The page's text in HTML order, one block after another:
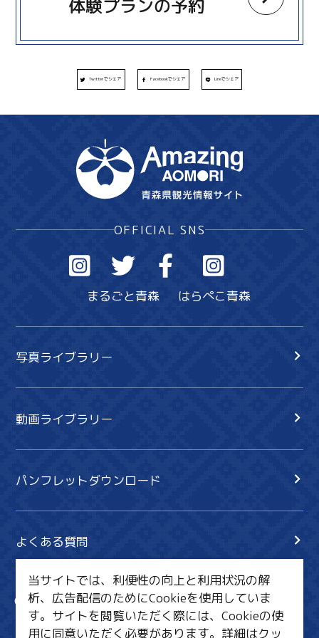
体験プランの予約
Twitterでシェア Facebookでシェア Lineでシェア
OFFICIAL SNS
まるごと青森 はらぺこ青森
写真ライブラリー
動画ライブラリー
パンフレットダウンロード
よくある質問
サイト内検索
共有
行きたいリスト
当サイトでは、利便性の向上と利用状況の解
析、広告配信のためにCookieを使用していま
す。サイトを閲覧いただく際には、Cookieの使
用に同意いただく必要があります。詳細はクッ